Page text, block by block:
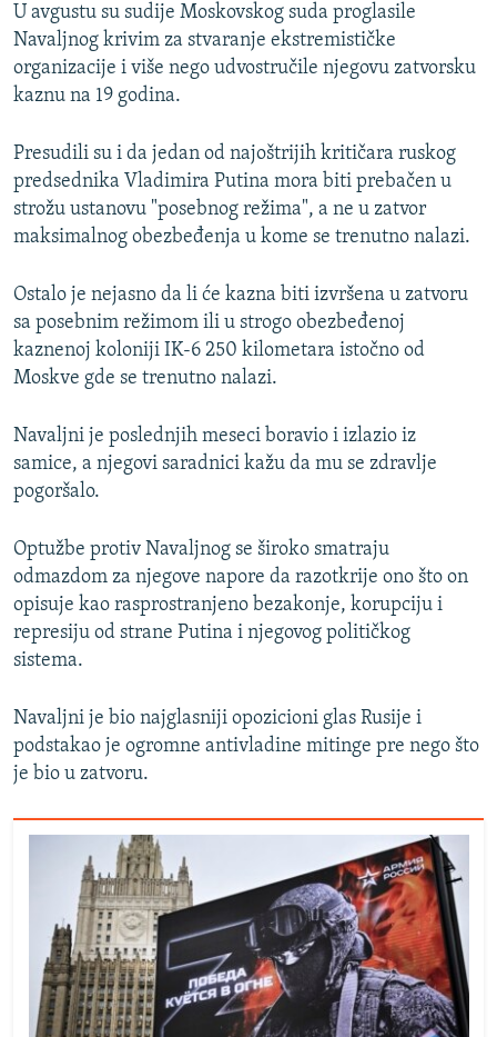
U avgustu su sudije Moskovskog suda proglasile
Navaljnog krivim za stvaranje ekstremističke
organizacije i više nego udvostručile njegovu zatvorsku
kaznu na 19 godina.
Presudili su i da jedan od najoštrijih kritičara ruskog
predsednika Vladimira Putina mora biti prebačen u
strožu ustanovu "posebnog režima", a ne u zatvor
maksimalnog obezbeđenja u kome se trenutno nalazi.
Ostalo je nejasno da li će kazna biti izvršena u zatvoru
sa posebnim režimom ili u strogo obezbeđenoj
kaznenoj koloniji IK-6 250 kilometara istočno od
Moskve gde se trenutno nalazi.
Navaljni je poslednjih meseci boravio i izlazio iz
samice, a njegovi saradnici kažu da mu se zdravlje
pogoršalo.
Optužbe protiv Navaljnog se široko smatraju
odmazdom za njegove napore da razotkrije ono što on
opisuje kao rasprostranjeno bezakonje, korupciju i
represiju od strane Putina i njegovog političkog
sistema.
Navaljni je bio najglasniji opozicioni glas Rusije i
podstakao je ogromne antivladine mitinge pre nego što
je bio u zatvoru.